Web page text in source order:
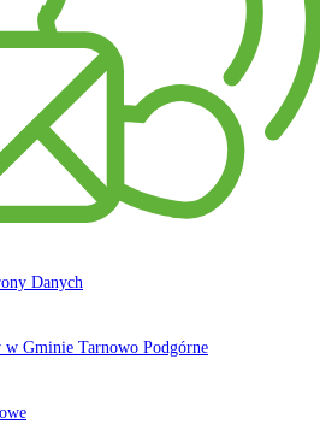
Danych
w Gminie Tarnowo Podgórne